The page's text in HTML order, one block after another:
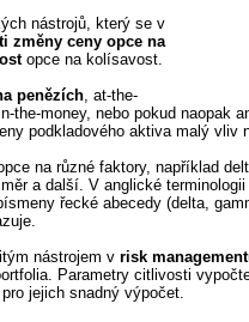
nástrojů, který se v
změny ceny opce na
opce na kolísavost.
penězích , at-the-
money, nebo pokud naopak
podkladového aktiva malý vliv
na různé faktory, například
a další. V anglické
řecké abecedy (delta,
nástrojem vrisk management
Parametry citlivosti
jejich snadný výpočet.